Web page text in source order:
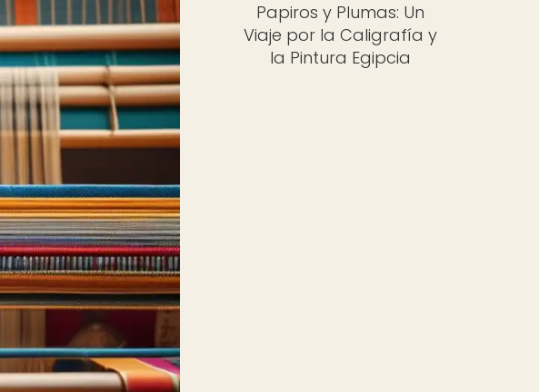
Papiros y Plumas: Un
Viaje por la Caligrafía y
la Pintura Egipcia